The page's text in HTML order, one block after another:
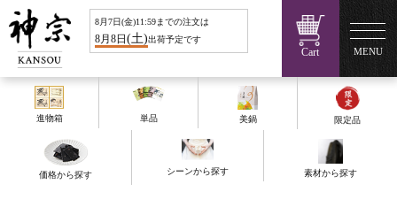
8月7日(金)11:59までの注文は
8月 8日 (土)出荷予定です
Cart MENU
進物箱 単品 美鍋 限定品
価格から探す シーンから探す 素材から探す